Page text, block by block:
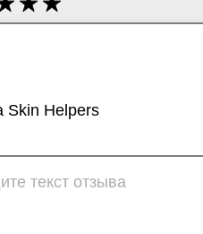
Skin Helpers
очень интересный
оно почти сразу
толстым слоем —
как успокаивающий